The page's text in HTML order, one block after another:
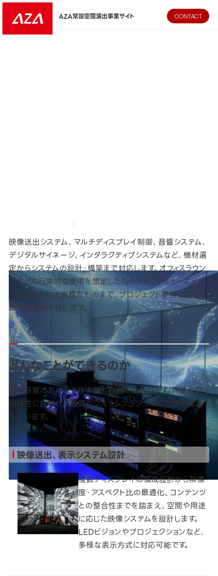
AZA CORPORATION（株式会社エージーエーコーポレーショ
AZA常設空間演出事業サイト CONTACT
対応領域
システム設計・開発
映像送出システム、マルチディスプレイ制御、音響システム、
デジタルサイネージ、インタラクティブシステムなど、機材選
定からシステムの設計・構築まで対応します。オフィスラウン
ジなどの日常的な使用を想定したものから、アミューズメン
ト施設などの大規模なものまで、プロジェクト要件に応じて
最適な設計を行います。
どんなことができるのか
映像音響のあらゆる技術的な課題を解決します。用途や空
間特性に合わせて最適なシステムプラン二ングと機材選定
を行います。
映像送出、表示システム設計
複数ディスプレイの構成設計から解像
度・アスペクト比の最適化、コンテンツ
との整合性までを踏まえ、空間や用途
に応じた映像システムを設計します。
LEDビジョンやプロジェクションなど、
多様な表示方式に対応可能です。